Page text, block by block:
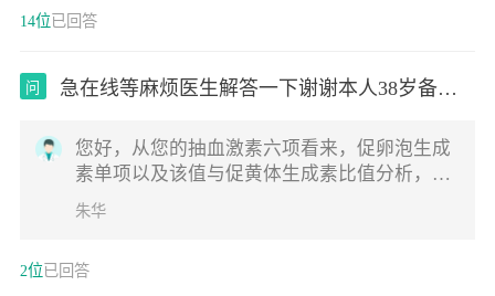
14位已回答
问
急在线等麻烦医生解答一下谢谢本人38岁备孕
您好，从您的抽血激素六项看来，促卵泡生成
素单项以及该值与促黄体生成素比值分析，结
合您的AMH值，您目前的卵巢储备功能不太
好，自然怀孕可能性偏小，以及怀孕后流产机
三到六个月，不行就建议试管
朱华
2位已回答